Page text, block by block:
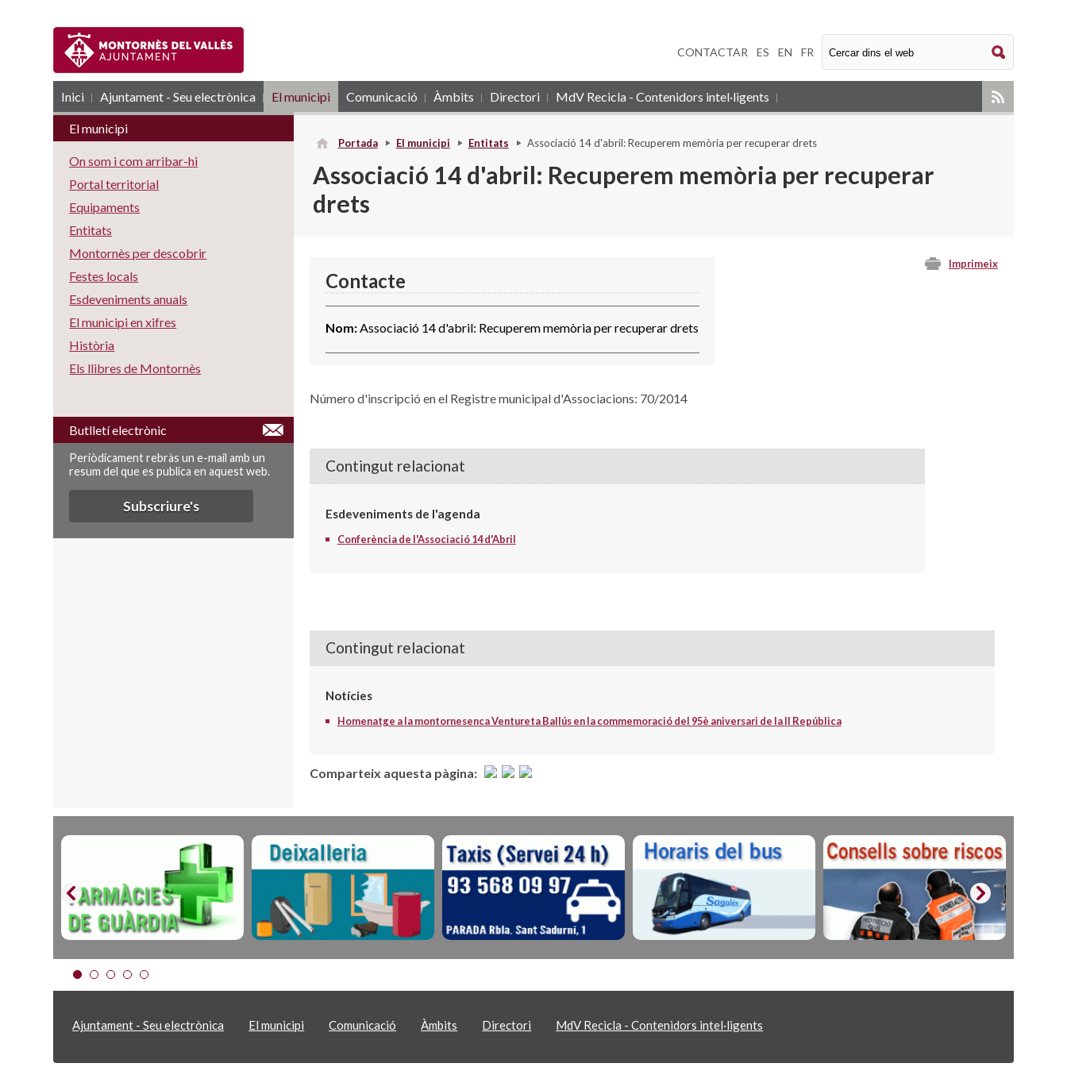
CONTACTAR ES EN FR
Inici Ajuntament - Seu electrònica El municipi Comunicació Àmbits Directori MdV Recicla - Contenidors intel·ligents
RSS
Portada El municipi Entitats Associació 14 d'abril: Recuperem memòria per recuperar drets
Associació 14 d'abril: Recuperem memòria per recuperar
drets
Imprimeix
Contacte
Nom: Associació 14 d'abril: Recuperem memòria per recuperar drets
Número d'inscripció en el Registre municipal d'Associacions: 70/2014
Contingut relacionat
Esdeveniments de l'agenda
Conferència de l'Associació 14 d'Abril
Contingut relacionat
Notícies
Homenatge a la montornesenca Ventureta Ballús en la commemoració del 95è aniversari de la II República
Comparteix aquesta pàgina:
El municipi
On som i com arribar-hi
Portal territorial
Equipaments
Entitats
Montornès per descobrir
Festes locals
Esdeveniments anuals
El municipi en xifres
Història
Els llibres de Montornès
Butlletí electrònic
Periòdicament rebràs un e-mail amb un
resum del que es publica en aquest web.
Subscriure's
Ajuntament - Seu electrònica El municipi Comunicació Àmbits Directori MdV Recicla - Contenidors intel·ligents